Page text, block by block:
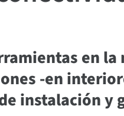
en
-en
instalación y